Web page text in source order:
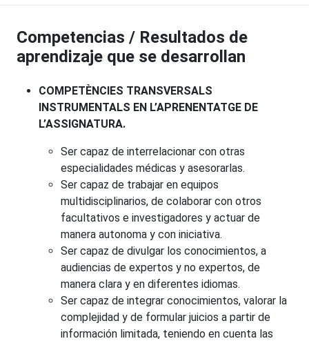
Competencias / Resultados de
aprendizaje que se desarrollan
COMPETÈNCIES TRANSVERSALS
INSTRUMENTALS EN L’APRENENTATGE DE
L’ASSIGNATURA.
Ser capaz de interrelacionar con otras
especialidades médicas y asesorarlas.
Ser capaz de trabajar en equipos
multidisciplinarios, de colaborar con otros
facultativos e investigadores y actuar de
manera autonoma y con iniciativa.
Ser capaz de divulgar los conocimientos, a
audiencias de expertos y no expertos, de
manera clara y en diferentes idiomas.
Ser capaz de integrar conocimientos, valorar la
complejidad y de formular juicios a partir de
información limitada, teniendo en cuenta las